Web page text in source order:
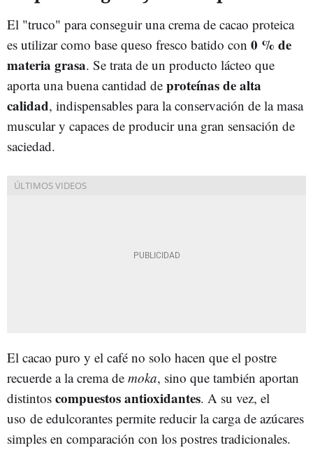
El "truco" para conseguir una crema de cacao proteica
es utilizar como base queso fresco batido con 0 % de
materia grasa. Se trata de un producto lácteo que
aporta una buena cantidad de proteínas de alta
calidad, indispensables para la conservación de la masa
muscular y capaces de producir una gran sensación de
saciedad.
El cacao puro y el café no solo hacen que el postre
recuerde a la crema de moka, sino que también aportan
distintos compuestos antioxidantes. A su vez, el
uso de edulcorantes permite reducir la carga de azúcares
simples en comparación con los postres tradicionales.